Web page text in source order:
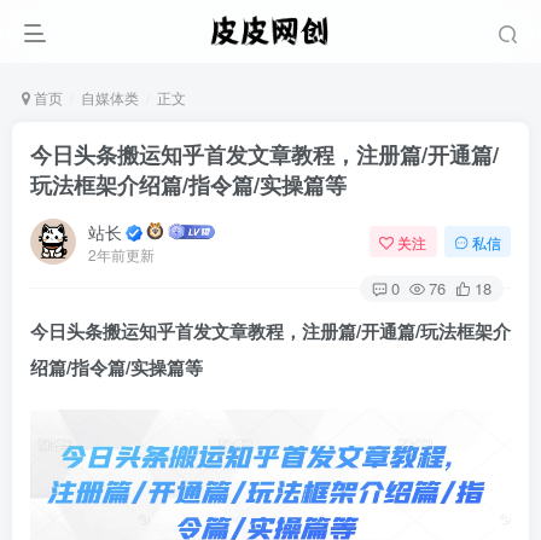
首页 自媒体类 正文
今日头条搬运知乎首发文章教程，注册篇/开通篇/
玩法框架介绍篇/指令篇/实操篇等
站长
2年前更新
关注 私信
0 76 18
今日头条搬运知乎首发文章教程，注册篇/开通篇/玩法框架介
绍篇/指令篇/实操篇等